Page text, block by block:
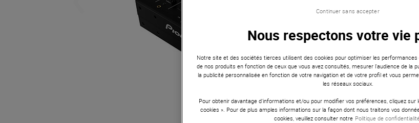
Nous respectons votre vie
Notre site et des sociétés tierces utilisent des cookies pour optimiser les performances
de nos produits en fonction de ceux que vous avez consultés, mesurer l'audience de la
la publicité personnalisée en fonction de votre navigation et de votre profil et vous
les réseaux sociaux.
Pour obtenir davantage d'informations et/ou pour modifier vos préférences, cliquez sur
cookies ». Pour de plus amples informations sur la façon dont nous traitons vos
cookies, veuillez consulter notre Politique de
Continuer sans accepter